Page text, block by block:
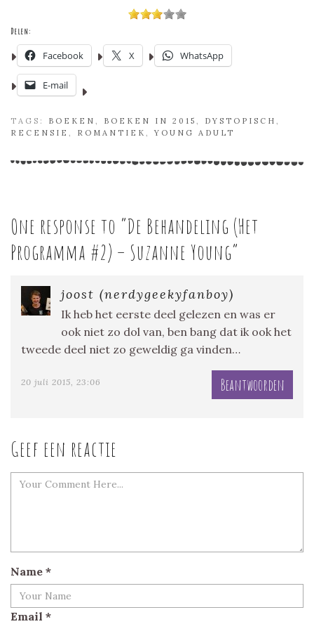
Delen:
Facebook X WhatsApp
E-mail
TAGS: BOEKEN BOEKEN IN 2015 DYSTOPISCH
RECENSIE
ROMANTIEK ,YOUNG ADULT
One response to “De Behandeling (Het
Programma #2) – Suzanne Young”
joost (nerdygeekyfanboy)
Ik heb het eerste deel gelezen en was er
ook niet zo dol van, ben bang dat ik ook het
tweede deel niet zo geweldig ga vinden…
20 juli 2015, 23:06 Beantwoorden
Geef een reactie
Name *
Email *